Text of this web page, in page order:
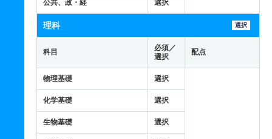
公共、政・経 選択
理科 選択
科目
必須／
選択
配点
物理基礎 選択
化学基礎 選択
生物基礎 選択